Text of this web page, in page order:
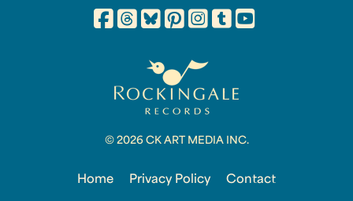
© 2026 CK ART MEDIA INC.
Home Privacy Policy Contact